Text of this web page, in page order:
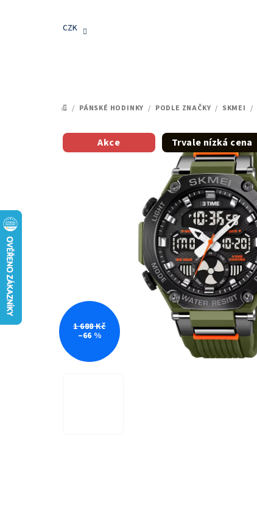
CZK
DOMŮ
/ PÁNSKÉ HODINKY / PODLE ZNAČKY / SKMEI /
Akce Trvale nízká cena
1 688 Kč
–66 %